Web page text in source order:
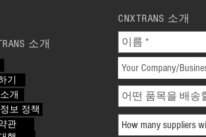
소개
기
개
보 정책
관
CNXTRANS 소개